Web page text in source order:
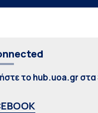
το hub.uoa.gr